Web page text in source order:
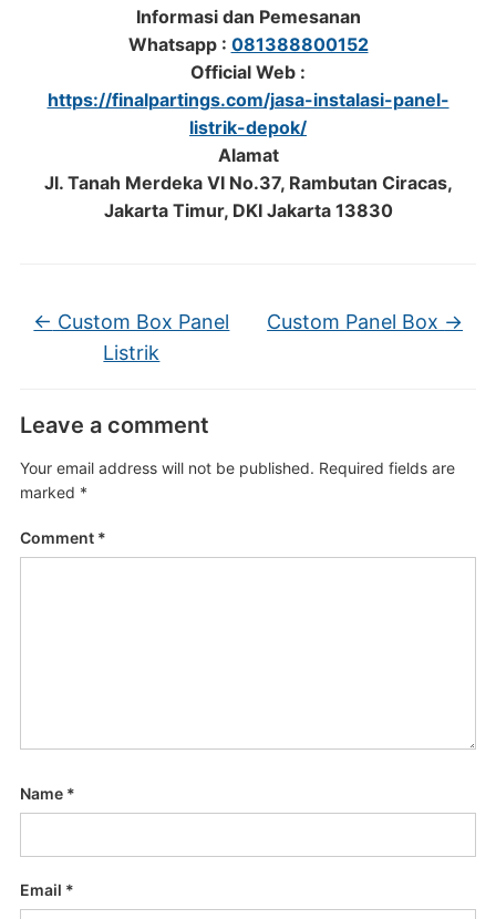
Informasi dan Pemesanan
Whatsapp : 081388800152
Official Web :
https://finalpartings.com/jasa-instalasi-panel-
listrik-depok/
Alamat
Jl. Tanah Merdeka VI No.37, Rambutan Ciracas,
Jakarta Timur, DKI Jakarta 13830
← Custom Box Panel
Listrik
Custom Panel Box →
Leave a comment
Your email address will not be published. Required fields are
marked *
Comment *
Name *
Email *